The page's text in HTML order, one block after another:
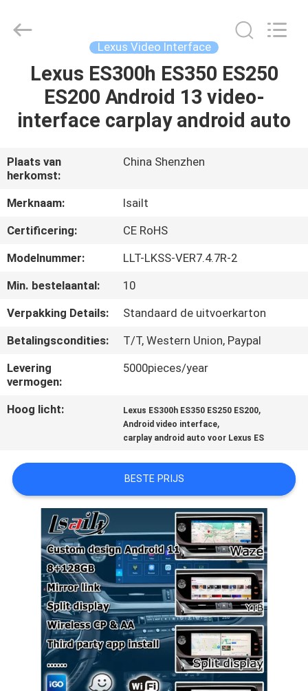
HUIS
PRODUCTEN
VIDEOS
ONGEVEER
ONS
KWALITEITSCONTROLE
CONTACTEER
ONS
GEVALLEN
SITEMAP
PRIVACY
POLICY
Automobile
Electron
Lexus Video Interface
Lexus ES300h ES350 ES250
ES200 Android 13 video-
interface carplay android auto
Plaats van
herkomst:
China Shenzhen
Merknaam:
lsailt
Certificering:
CE RoHS
Modelnummer:
LLT-LKSS-VER7.4.7R-2
Min. bestelaantal:
10
Verpakking Details:
Standaard de uitvoerkarton
Betalingscondities:
T/T, Western Union, Paypal
Levering
vermogen:
5000pieces/year
Hoog licht: Lexus ES300h ES350 ES250 ES200,
Android video interface,
carplay android auto voor Lexus ES
BESTE PRIJS